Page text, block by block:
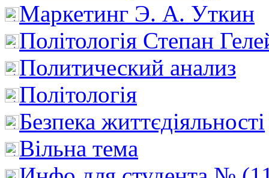
Маркетинг Э. А. Уткин
Політологія Степан
Политический анализ
Політологія
Безпека життєдіяльності
Вільна тема